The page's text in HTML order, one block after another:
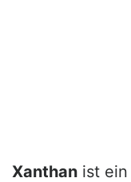
Xanthan ist ein